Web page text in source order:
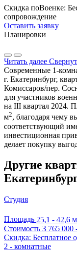
Скидка поВоенке:
сопровождение
Оставить заявку
Планировки
Читать далее
Современные 1-
г. Екатеринбург,
Комиссаров/пер.
для участников
на III квартал 2024.
м2, благодаря чему
соответствующий
инвестиционная
делает покупку
Другие
Студия
Площадь 25,1 - 42,6 м
Стоимость 3 765 000
Скидка: Бесплатное
2 - комнатные